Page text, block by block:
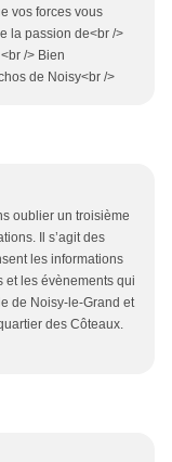
vos forces vous
la passion de<br />
/> Bien
de Noisy<br />
oublier un troisième
Il s’agit des
les informations
et les évènements qui
de Noisy-le-Grand et
des Côteaux.